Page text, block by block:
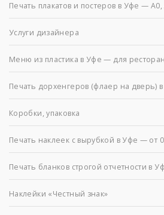
Печать плакатов и постеров в Уфе —
Услуги дизайнера
Меню из пластика в Уфе — для
Печать дорхенгеров (флаер на дверь)
Коробки, упаковка
Печать наклеек с вырубкой в Уфе — от
Печать бланков строгой отчетности в
Наклейки «Честный знак»